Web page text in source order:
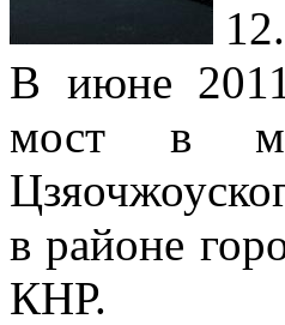
В июне
мост в
в районе
КНР.